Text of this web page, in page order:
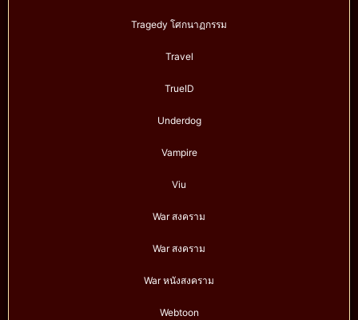
Tragedy โศกนาฏกรรม
Travel
TrueID
Underdog
Vampire
Viu
War สงคราม
War สงคราม
War หนังสงคราม
Webtoon